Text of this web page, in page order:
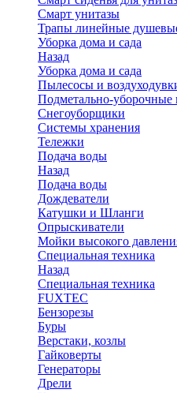
Смарт унитазы
Трапы линейные
Уборка дома и сада
Назад
Уборка дома и сада
Пылесосы и
Подметально-
Снегоуборщики
Системы хранения
Тележки
Подача воды
Назад
Подача воды
Дождеватели
Катушки и Шланги
Опрыскиватели
Мойки высокого
Специальная техника
Назад
Специальная техника
FUXTEC
Бензорезы
Буры
Верстаки, козлы
Гайковерты
Генераторы
Дрели